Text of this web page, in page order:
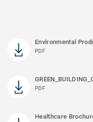
Environmental
PDF
PDF
Healthcare